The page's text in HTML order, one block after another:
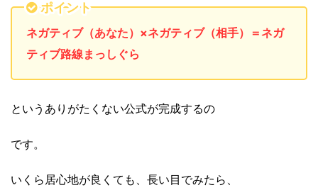
ポイント
ネガティブ（あなた）×ネガティブ（相手）＝ネガ
ティブ路線まっしぐら
というありがたくない公式が完成するの
です。
いくら居心地が良くても、長い目でみたら、